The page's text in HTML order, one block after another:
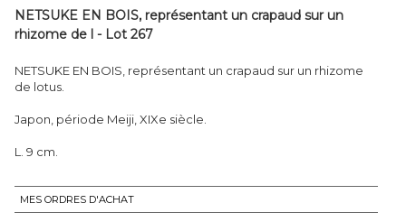
NETSUKE EN BOIS, représentant un crapaud sur un
rhizome de l - Lot 267
NETSUKE EN BOIS, représentant un crapaud sur un rhizome
de lotus.
Japon, période Meiji, XIXe siècle.
L. 9 cm.
MES ORDRES D'ACHAT